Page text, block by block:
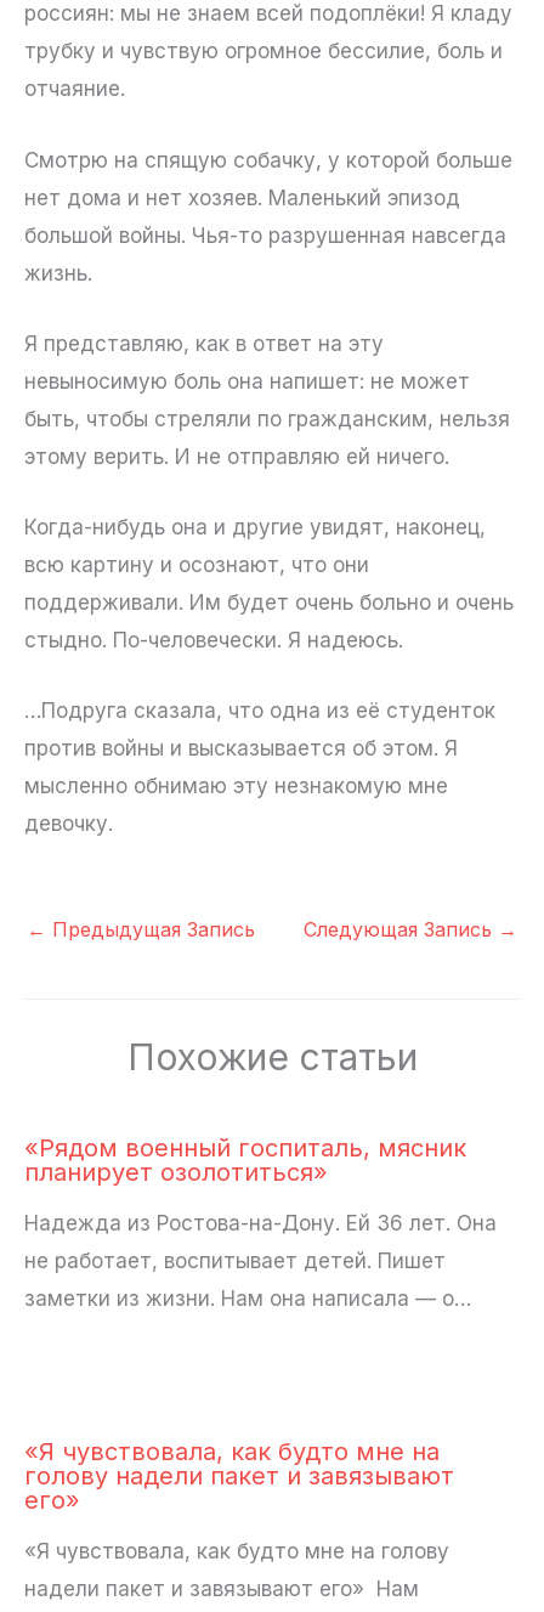
россиян: мы не знаем всей подоплёки! Я кладу
трубку и чувствую огромное бессилие, боль и
отчаяние.
Смотрю на спящую собачку, у которой больше
нет дома и нет хозяев. Маленький эпизод
большой войны. Чья-то разрушенная навсегда
жизнь.
Я представляю, как в ответ на эту
невыносимую боль она напишет: не может
быть, чтобы стреляли по гражданским, нельзя
этому верить. И не отправляю ей ничего.
Когда-нибудь она и другие увидят, наконец,
всю картину и осознают, что они
поддерживали. Им будет очень больно и очень
стыдно. По-человечески. Я надеюсь.
…Подруга сказала, что одна из её студенток
против войны и высказывается об этом. Я
мысленно обнимаю эту незнакомую мне
девочку.
← Предыдущая Запись Следующая Запись →
Похожие статьи
«Рядом военный госпиталь, мясник
планирует озолотиться»
Надежда из Ростова-на-Дону. Ей 36 лет. Она
не работает, воспитывает детей. Пишет
заметки из жизни. Нам она написала — о…
«Я чувствовала, как будто мне на
голову надели пакет и завязывают
его»
«Я чувствовала, как будто мне на голову
надели пакет и завязывают его» Нам